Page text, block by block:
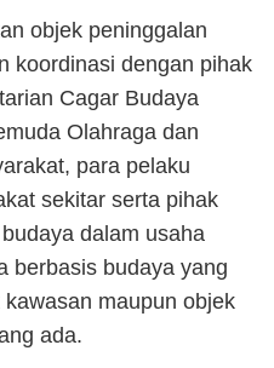
objek peninggalan
koordinasi dengan pihak
Cagar Budaya
Olahraga dan
para pelaku
sekitar serta pihak
dalam usaha
berbasis budaya yang
maupun objek
ada.